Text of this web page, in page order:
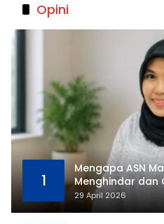
Opini
1
Mengapa ASN
Menghindar dan
29 April 2026